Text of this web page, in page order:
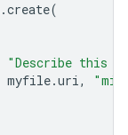
.create(
"Describe this
myfile.uri,